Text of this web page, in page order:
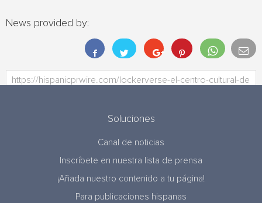
News provided by:
Soluciones
Canal de noticias
Inscríbete en nuestra lista de prensa
¡Añada nuestro contenido a tu página!
Para publicaciones hispanas